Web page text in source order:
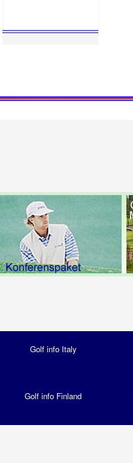
Golf info Italy
Golf info Finland